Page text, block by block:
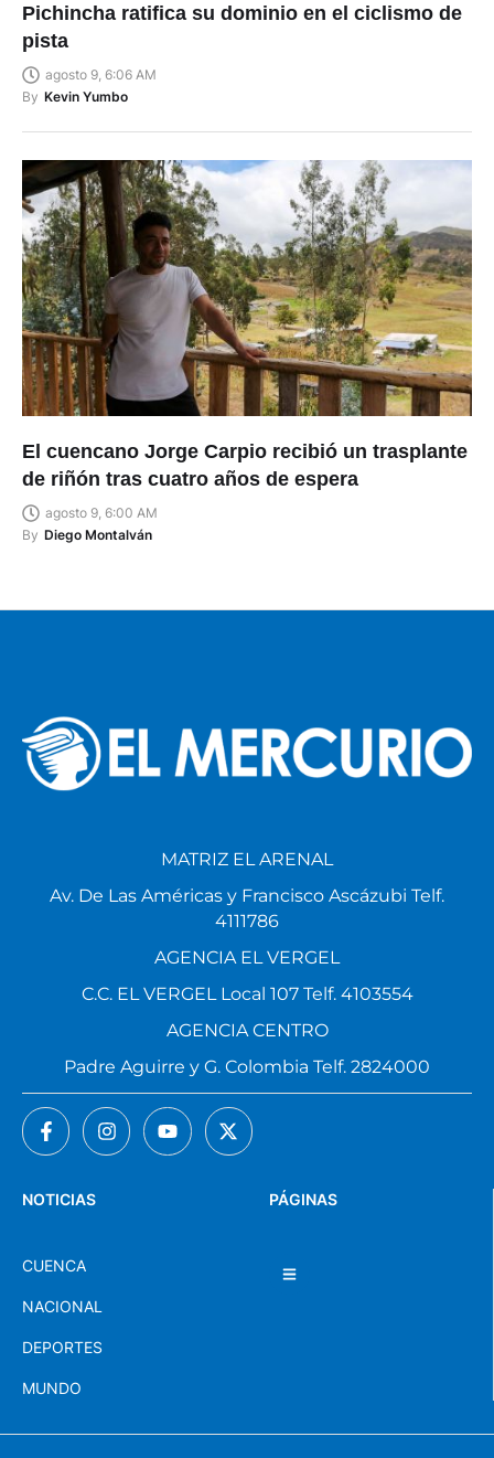
Pichincha ratifica su dominio en el ciclismo de
pista
agosto 9, 6:06 AM
By Kevin Yumbo
El cuencano Jorge Carpio recibió un trasplante
de riñón tras cuatro años de espera
agosto 9, 6:00 AM
By Diego Montalván
PÁGINAS
NOTICIAS
CUENCA
NACIONAL
DEPORTES
MUNDO
MATRIZ EL ARENAL
Av. De Las Américas y Francisco Ascázubi Telf.
4111786
AGENCIA EL VERGEL
C.C. EL VERGEL Local 107 Telf. 4103554
AGENCIA CENTRO
Padre Aguirre y G. Colombia Telf. 2824000